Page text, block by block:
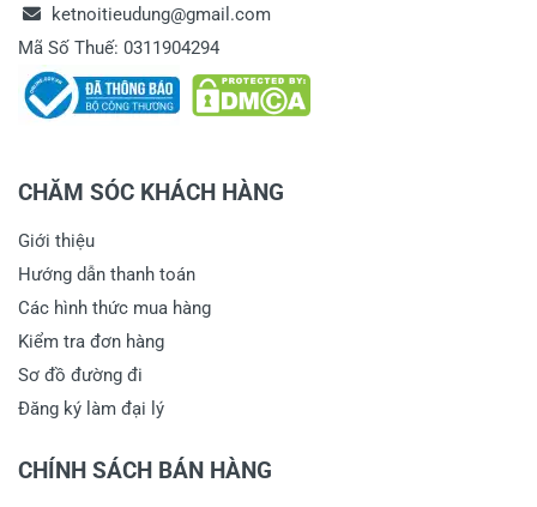
ketnoitieudung@gmail.com
Mã Số Thuế: 0311904294
CHĂM SÓC KHÁCH HÀNG
Giới thiệu
Hướng dẫn thanh toán
Các hình thức mua hàng
Kiểm tra đơn hàng
Sơ đồ đường đi
Đăng ký làm đại lý
CHÍNH SÁCH BÁN HÀNG